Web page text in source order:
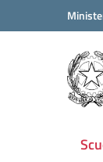
Vai ai contenuti
Vai al menu di
scuola